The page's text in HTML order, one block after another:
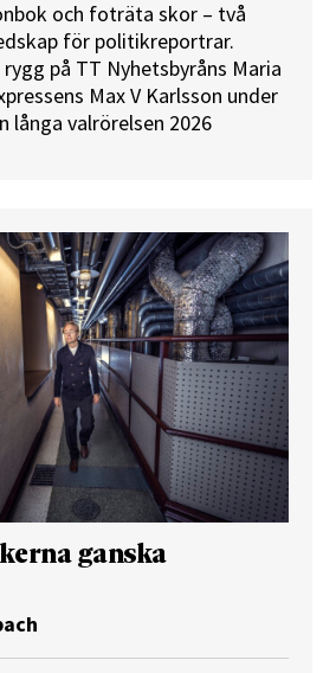
och foträta skor – två
för politikreportrar.
på TT Nyhetsbyråns Maria
Max V Karlsson under
långa valrörelsen 2026
ganska